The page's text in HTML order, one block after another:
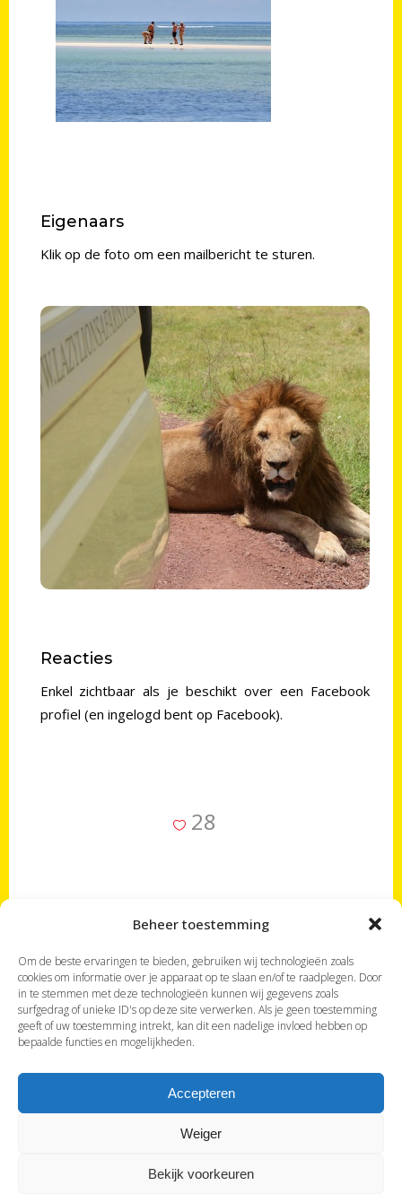
Beheer toestemming
Om de beste ervaringen te bieden, gebruiken wij technologieën zoals
cookies om informatie over je apparaat op te slaan en/of te raadplegen. Door
in te stemmen met deze technologieën kunnen wij gegevens zoals
surfgedrag of unieke ID's op deze site verwerken. Als je geen toestemming
geeft of uw toestemming intrekt, kan dit een nadelige invloed hebben op
bepaalde functies en mogelijkheden.
Accepteren
Weiger
Bekijk voorkeuren
Eigenaars
Klik op de foto om een mailbericht te sturen.
Bastiaan
Witvliet
Met hoofdzetel in Arusha (Tanzania)
organiseert Lazy Lion Safaris sinds 2020 reizen
en safari’s in Oost-Afrika.
Mail
Reacties
Enkel zichtbaar als je beschikt over een Facebook
profiel (en ingelogd bent op Facebook).
28
Je bevindt je op de website'Met Landgenoten',
gewijd aan Nederlandstalige organisatoren van
kleinschalige maatreizen op specifieke bestemmingen.
Eerder op zoek naar een accommodatie waar je kan
'Bij Landgenoten'.
Design & Development:Mediapartner Solutions BV